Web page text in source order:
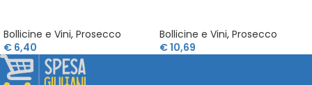
Bollicine e Vini, Prosecco
€ 6,40
Bollicine e Vini, Prosecco
€10,69